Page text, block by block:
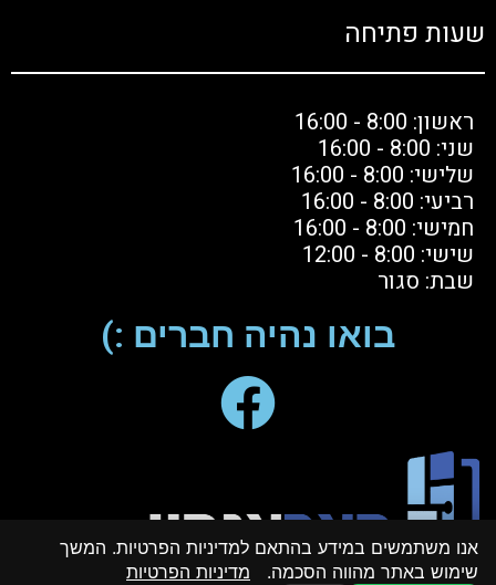
שעות פתיחה
ראשון: 8:00 - 16:00
שני: 8:00 - 16:00
שלישי: 8:00 - 16:00
רביעי: 8:00 - 16:00
חמישי: 8:00 - 16:00
שישי: 8:00 - 12:00
שבת: סגור
בואו נהיה חברים :)
אנו משתמשים במידע בהתאם למדיניות הפרטיות. המשך
שימוש באתר מהווה הסכמה. מדיניות הפרטיות